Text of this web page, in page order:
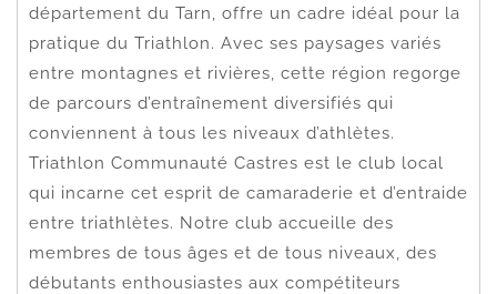
département du Tarn, offre un cadre idéal pour la
pratique du Triathlon. Avec ses paysages variés
entre montagnes et rivières, cette région regorge
de parcours d’entraînement diversifiés qui
conviennent à tous les niveaux d’athlètes.
Triathlon Communauté Castres est le club local
qui incarne cet esprit de camaraderie et d’entraide
entre triathlètes. Notre club accueille des
membres de tous âges et de tous niveaux, des
débutants enthousiastes aux compétiteurs